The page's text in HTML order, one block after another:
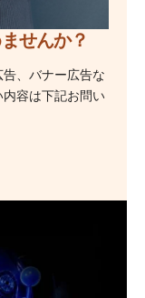
せんか？
、バナー広告な
容は下記お問い